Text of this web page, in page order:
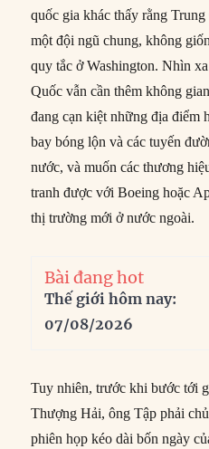
quốc gia khác thấy rằng
một đội ngũ chung, không
quy tắc ở Washington. Nhìn
Quốc vẫn cần thêm không
đang cạn kiệt những địa điểm
bay bóng lộn và các tuyến
nước, và muốn các thương
tranh được với Boeing hoặc
thị trường mới ở nước ngoài.
Bài đang hot
Thế giới hôm nay:
07/08/2026
Tuy nhiên, trước khi bước tới
Thượng Hải, ông Tập phải
phiên họp kéo dài bốn ngày